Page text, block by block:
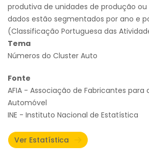
produtiva de unidades de produção ou
dados estão segmentados por ano e
(Classificação Portuguesa das
Tema
Números do Cluster Auto
Fonte
AFIA - Associação de Fabricantes para
Automóvel
INE - Instituto Nacional de Estatística
Ver Estatística